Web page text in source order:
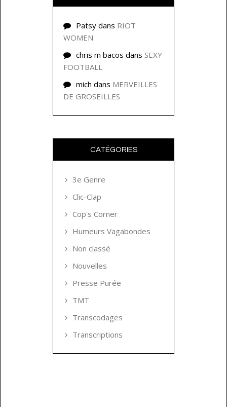
Patsy dans RIOT
WOMEN
chris m bacos dans SEXY
FOOTBALL
mich dans MERVEILLES
DE GROSEILLES
CATÉGORIES
3e Genre
Clic-Clap
Cop's Corner
Humeurs Vagabondes
Non classé
Nouvelles
Presse Purée
TMT
Transcodages
Transcriptions